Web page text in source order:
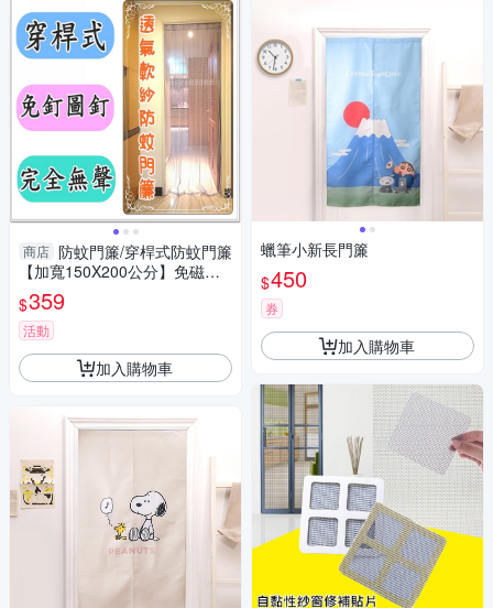
商店 防蚊門簾/穿桿式防蚊門簾
【加寬150X200公分】免磁條/
免圖釘/完全無聲音/台灣製【老
婆當家】
$359
活動
加入購物車
蠟筆小新長門簾
$450
券
加入購物車